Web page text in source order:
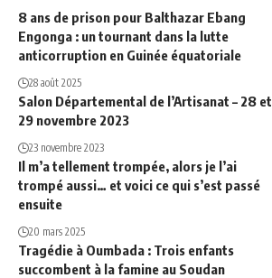
8 ans de prison pour Balthazar Ebang
Engonga : un tournant dans la lutte
anticorruption en Guinée équatoriale
28 août 2025
Salon Départemental de l’Artisanat – 28 et
29 novembre 2023
23 novembre 2023
Il m’a tellement trompée, alors je l’ai
trompé aussi… et voici ce qui s’est passé
ensuite
20 mars 2025
Tragédie à Oumbada : Trois enfants
succombent à la famine au Soudan